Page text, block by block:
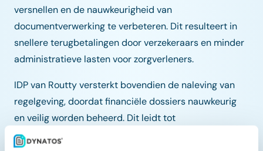
versnellen en de nauwkeurigheid van
documentverwerking te verbeteren. Dit resulteert in
snellere terugbetalingen door verzekeraars en minder
administratieve lasten voor zorgverleners.
IDP van Routty versterkt bovendien de naleving van
regelgeving, doordat financiële dossiers nauwkeurig
en veilig worden beheerd. Dit leidt tot
kostenbesparingen en een betere inzet van middelen.